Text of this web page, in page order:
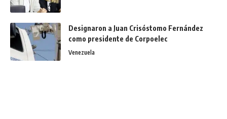
Designaron a Juan Crisóstomo Fernández
como presidente de Corpoelec
Venezuela